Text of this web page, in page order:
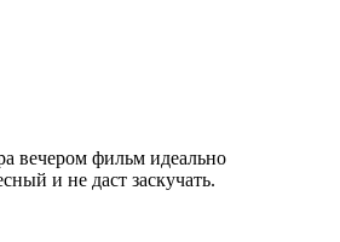
вечером фильм идеально
и не даст заскучать.